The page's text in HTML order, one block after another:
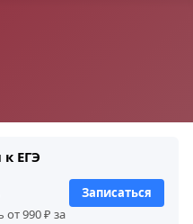
к ЕГЭ
от 990 ₽ за
Записаться